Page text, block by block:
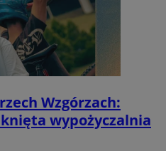
Wzgórzach:
wypożyczalnia